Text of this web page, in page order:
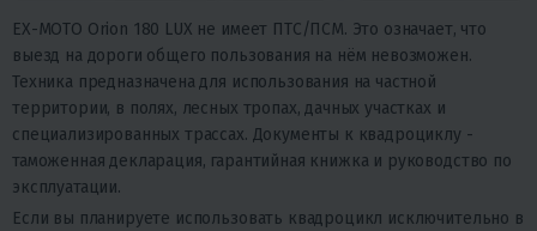
EX-MOTO Orion 180 LUX не имеет ПТС/ПСМ. Это означает, что
выезд на дороги общего пользования на нём невозможен.
Техника предназначена для использования на частной
территории, в полях, лесных тропах, дачных участках и
специализированных трассах. Документы к квадроциклу -
таможенная декларация, гарантийная книжка и руководство по
эксплуатации.
Если вы планируете использовать квадроцикл исключительно в